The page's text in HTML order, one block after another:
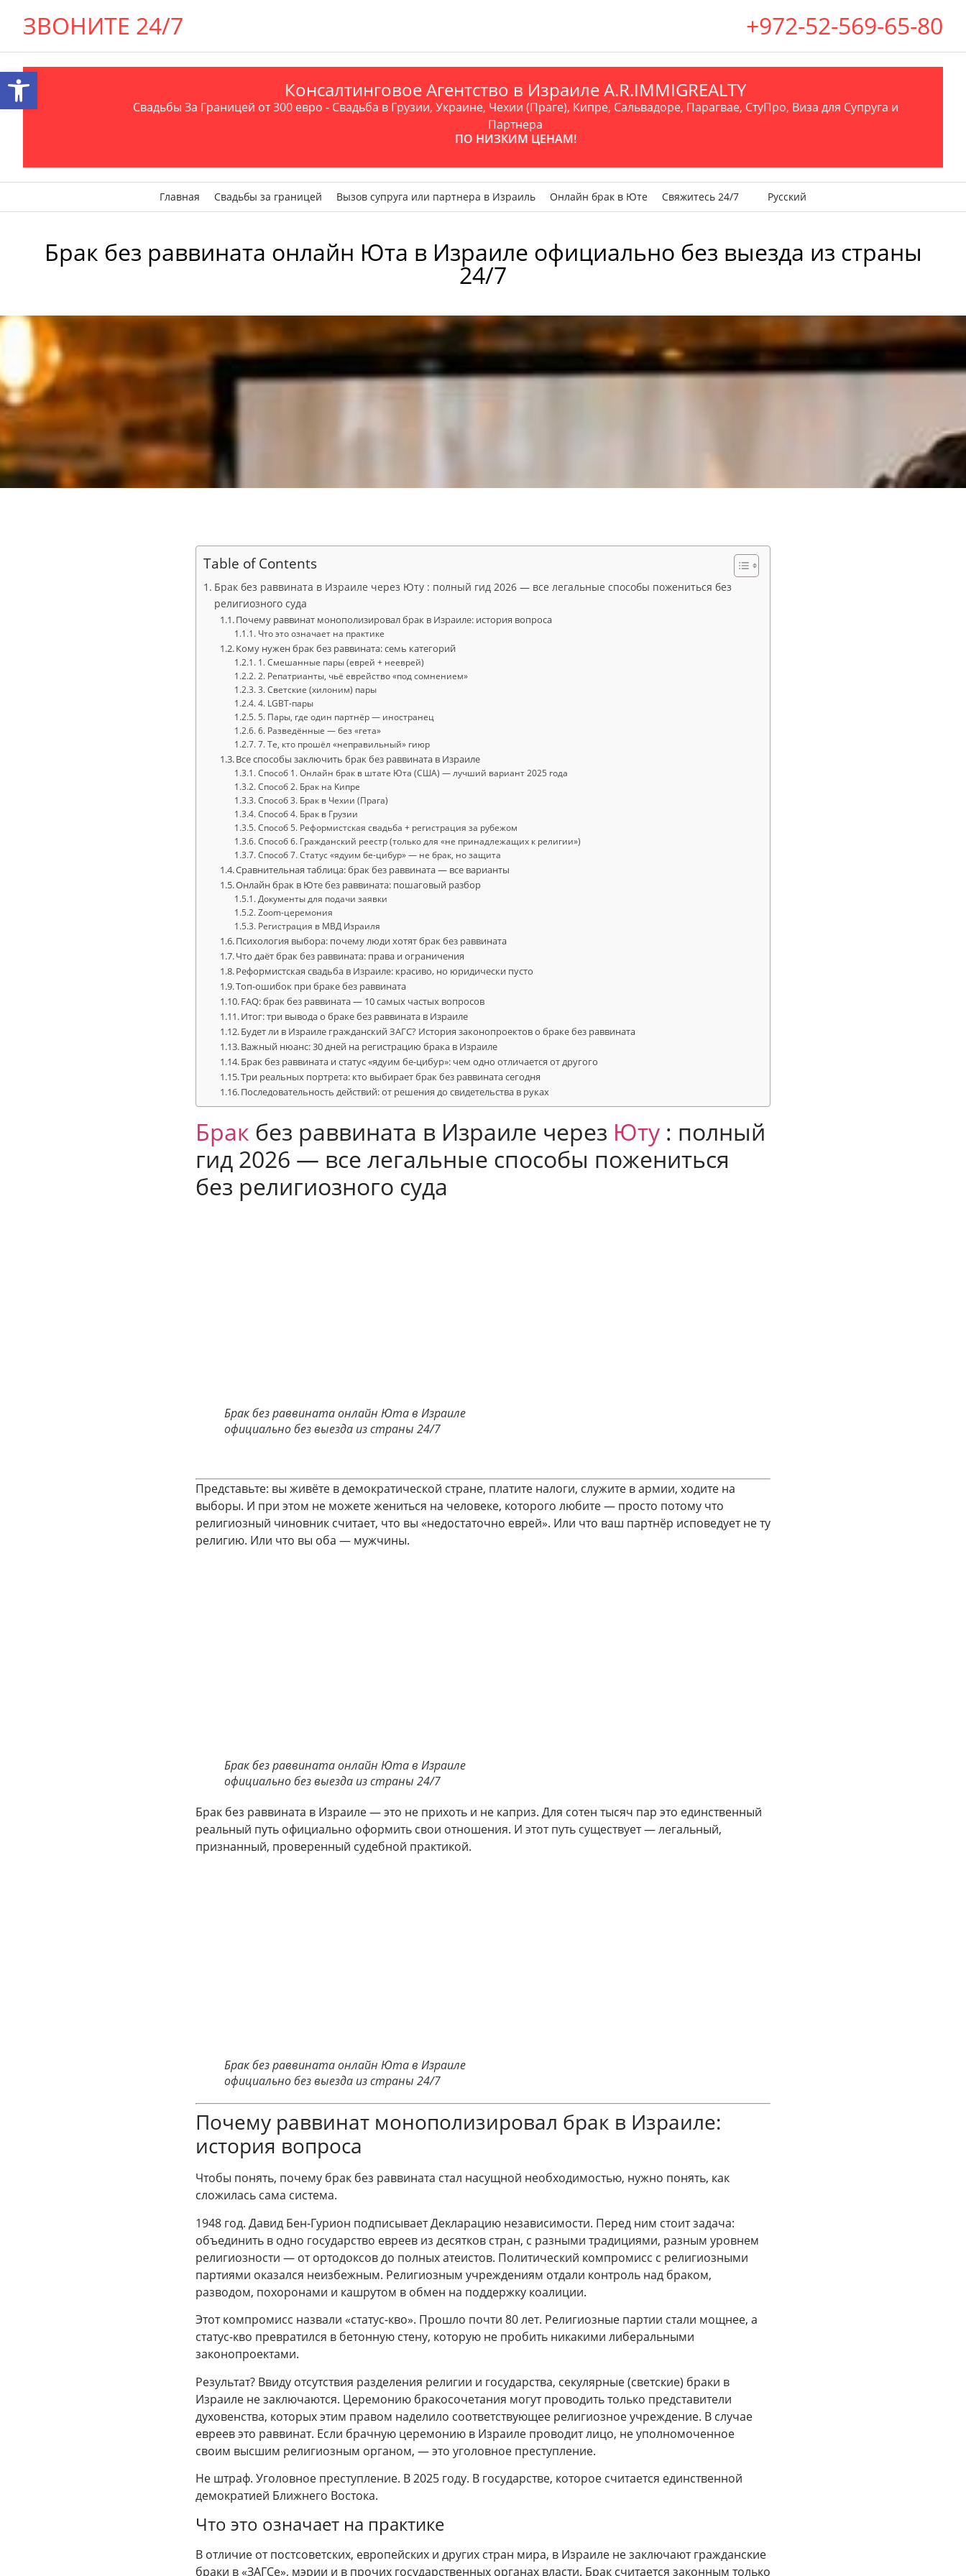
ЗВОНИТЕ 24/7 +972-52-569-65-80
Консалтинговое Агентство в Израиле A.R.IMMIGREALTY
Свадьбы За Границей от 300 евро - Свадьба в Грузии, Украине, Чехии (Праге), Кипре, Сальвадоре, Парагвае, СтуПро, Виза для Супруга и
Партнера
ПО НИЗКИМ ЦЕНАМ!
Главная Свадьбы за границей Вызов супруга или партнера в Израиль Онлайн брак в Юте Свяжитесь 24/7 Русский
Брак без раввината онлайн Юта в Израиле официально без выезда из страны
24/7
Table of Contents
Брак без раввината в Израиле через Юту : полный гид 2026 — все легальные способы пожениться без
религиозного суда
Почему раввинат монополизировал брак в Израиле: история вопроса
Что это означает на практике
Кому нужен брак без раввината: семь категорий
1. Смешанные пары (еврей + нееврей)
2. Репатрианты, чьё еврейство «под сомнением»
3. Светские (хилоним) пары
4. LGBT-пары
5. Пары, где один партнёр — иностранец
6. Разведённые — без «гета»
7. Те, кто прошёл «неправильный» гиюр
Все способы заключить брак без раввината в Израиле
Способ 1. Онлайн брак в штате Юта (США) — лучший вариант 2025 года
Способ 2. Брак на Кипре
Способ 3. Брак в Чехии (Прага)
Способ 4. Брак в Грузии
Способ 5. Реформистская свадьба + регистрация за рубежом
Способ 6. Гражданский реестр (только для «не принадлежащих к религии»)
Способ 7. Статус «ядуим бе-цибур» — не брак, но защита
Сравнительная таблица: брак без раввината — все варианты
Онлайн брак в Юте без раввината: пошаговый разбор
Документы для подачи заявки
Zoom-церемония
Регистрация в МВД Израиля
Психология выбора: почему люди хотят брак без раввината
Что даёт брак без раввината: права и ограничения
Реформистская свадьба в Израиле: красиво, но юридически пусто
Топ-ошибок при браке без раввината
FAQ: брак без раввината — 10 самых частых вопросов
Итог: три вывода о браке без раввината в Израиле
Будет ли в Израиле гражданский ЗАГС? История законопроектов о браке без раввината
Важный нюанс: 30 дней на регистрацию брака в Израиле
Брак без раввината и статус «ядуим бе-цибур»: чем одно отличается от другого
Три реальных портрета: кто выбирает брак без раввината сегодня
Последовательность действий: от решения до свидетельства в руках
Брак без раввината в Израиле через Юту : полный
гид 2026 — все легальные способы пожениться
без религиозного суда
Брак без раввината онлайн Юта в Израиле
официально без выезда из страны 24/7
Представьте: вы живёте в демократической стране, платите налоги, служите в армии, ходите на
выборы. И при этом не можете жениться на человеке, которого любите — просто потому что
религиозный чиновник считает, что вы «недостаточно еврей». Или что ваш партнёр исповедует не ту
религию. Или что вы оба — мужчины.
Брак без раввината онлайн Юта в Израиле
официально без выезда из страны 24/7
Брак без раввината в Израиле — это не прихоть и не каприз. Для сотен тысяч пар это единственный
реальный путь официально оформить свои отношения. И этот путь существует — легальный,
признанный, проверенный судебной практикой.
Брак без раввината онлайн Юта в Израиле
официально без выезда из страны 24/7
Почему раввинат монополизировал брак в Израиле:
история вопроса
Чтобы понять, почему брак без раввината стал насущной необходимостью, нужно понять, как
сложилась сама система.
1948 год. Давид Бен-Гурион подписывает Декларацию независимости. Перед ним стоит задача:
объединить в одно государство евреев из десятков стран, с разными традициями, разным уровнем
религиозности — от ортодоксов до полных атеистов. Политический компромисс с религиозными
партиями оказался неизбежным. Религиозным учреждениям отдали контроль над браком,
разводом, похоронами и кашрутом в обмен на поддержку коалиции.
Этот компромисс назвали «статус-кво». Прошло почти 80 лет. Религиозные партии стали мощнее, а
статус-кво превратился в бетонную стену, которую не пробить никакими либеральными
законопроектами.
Результат? Ввиду отсутствия разделения религии и государства, секулярные (светские) браки в
Израиле не заключаются. Церемонию бракосочетания могут проводить только представители
духовенства, которых этим правом наделило соответствующее религиозное учреждение. В случае
евреев это раввинат. Если брачную церемонию в Израиле проводит лицо, не уполномоченное
своим высшим религиозным органом, — это уголовное преступление.
Не штраф. Уголовное преступление. В 2025 году. В государстве, которое считается единственной
демократией Ближнего Востока.
Что это означает на практике
В отличие от постсоветских, европейских и других стран мира, в Израиле не заключают гражданские
браки в «ЗАГСе», мэрии и в прочих государственных органах власти. Брак считается законным только
Открыть панель инструментов